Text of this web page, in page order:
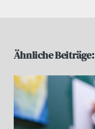
Ähnliche Beiträge: